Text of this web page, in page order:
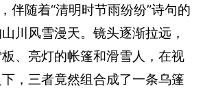
伴随着“清明时节雨纷纷”诗句的
川风雪漫天。镜头逐渐拉远，
、亮灯的帐篷和滑雪人，在视
，三者竟然组合成了一条乌篷